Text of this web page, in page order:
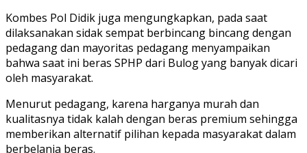
Kombes Pol Didik juga mengungkapkan, pada saat
dilaksanakan sidak sempat berbincang bincang dengan
pedagang dan mayoritas pedagang menyampaikan
bahwa saat ini beras SPHP dari Bulog yang banyak dicari
oleh masyarakat.
Menurut pedagang, karena harganya murah dan
kualitasnya tidak kalah dengan beras premium sehingga
memberikan alternatif pilihan kepada masyarakat dalam
berbelanja beras.